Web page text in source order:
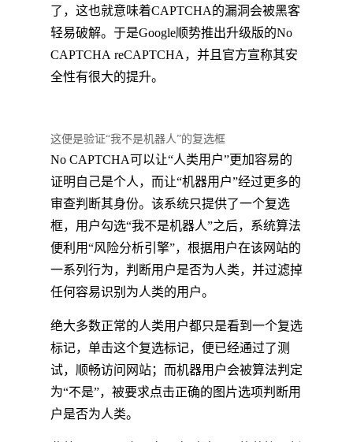
了，这也就意味着CAPTCHA的漏洞会被黑客
轻易破解。于是Google顺势推出升级版的No
CAPTCHA reCAPTCHA，并且官方宣称其安
全性有很大的提升。
这便是验证“我不是机器人”的复选框
No CAPTCHA可以让“人类用户”更加容易的
证明自己是个人，而让“机器用户”经过更多的
审查判断其身份。该系统只提供了一个复选
框，用户勾选“我不是机器人”之后，系统算法
便利用“风险分析引擎”，根据用户在该网站的
一系列行为，判断用户是否为人类，并过滤掉
任何容易识别为人类的用户。
绝大多数正常的人类用户都只是看到一个复选
标记，单击这个复选标记，便已经通过了测
试，顺畅访问网站；而机器用户会被算法判定
为“不是”，被要求点击正确的图片选项判断用
户是否为人类。